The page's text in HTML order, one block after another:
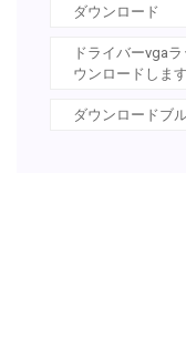
ダウンロード
ドライバーvga
ウンロードします
ダウンロードブ